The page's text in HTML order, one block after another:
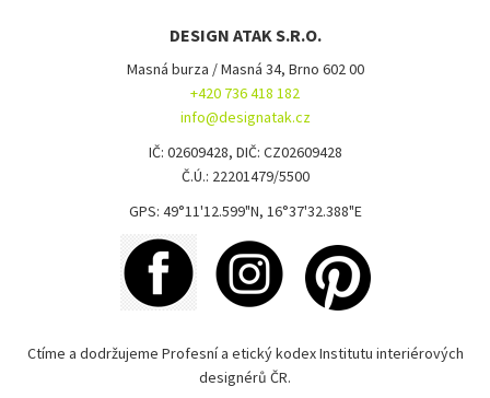
DESIGN ATAK S.R.O.
Masná burza / Masná 34, Brno 602 00
+420 736 418 182
info@designatak.cz
IČ: 02609428, DIČ: CZ02609428
Č.Ú.: 22201479/5500
GPS: 49°11'12.599"N, 16°37'32.388"E
Ctíme a dodržujeme Profesní a etický kodex Institutu interiérových
designérů ČR.